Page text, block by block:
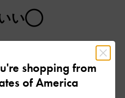
いい◯
ていいです。
: ブラック系
shopping from
of America